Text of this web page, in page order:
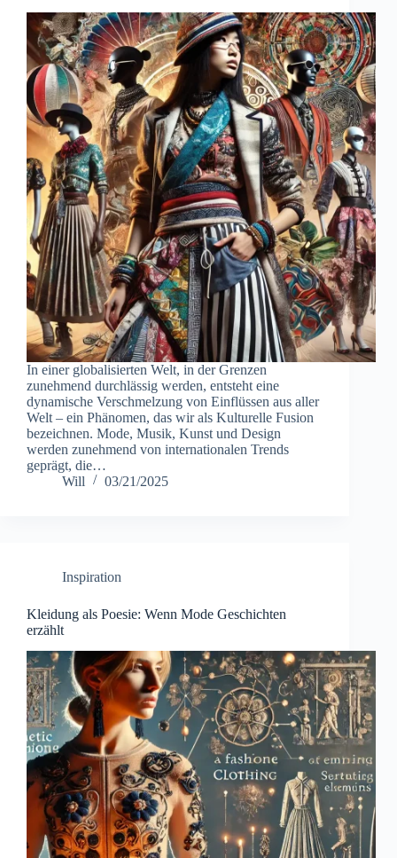
In einer globalisierten Welt, in der Grenzen
zunehmend durchlässig werden, entsteht eine
dynamische Verschmelzung von Einflüssen aus aller
Welt – ein Phänomen, das wir als Kulturelle Fusion
bezeichnen. Mode, Musik, Kunst und Design
werden zunehmend von internationalen Trends
geprägt, die…
Will
03/21/2025
Inspiration
Kleidung als Poesie: Wenn Mode Geschichten
erzählt